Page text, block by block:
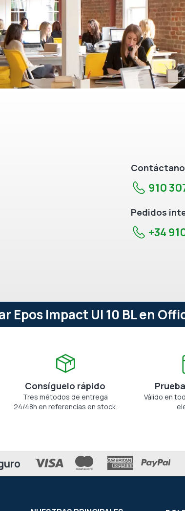
910
Pedidos
+34
Epos Impact UI 10 BL en
Consíguelo rápido
Tres métodos de entrega
24/48h en referencias en stock.
Válido en